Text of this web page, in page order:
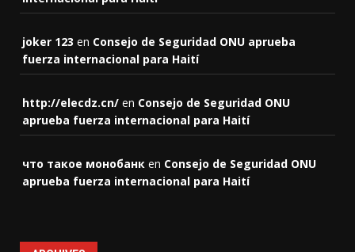
joker 123 en Consejo de Seguridad ONU aprueba
fuerza internacional para Haití
http://elecdz.cn/ en Consejo de Seguridad ONU
aprueba fuerza internacional para Haití
что такое монобанк en Consejo de Seguridad ONU
aprueba fuerza internacional para Haití